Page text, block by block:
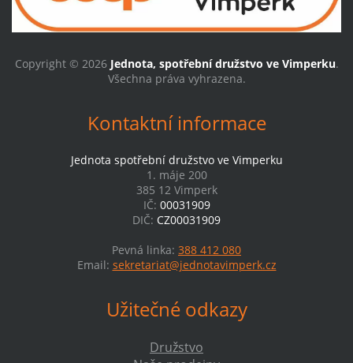
Copyright © 2026 Jednota, spotřební družstvo ve Vimperku.
Všechna práva vyhrazena.
Kontaktní informace
Jednota spotřební družstvo ve Vimperku
1. máje 200
385 12 Vimperk
IČ: 00031909
DIČ: CZ00031909
Pevná linka: 388 412 080
Email: sekretariat@jednotavimperk.cz
Užitečné odkazy
Družstvo